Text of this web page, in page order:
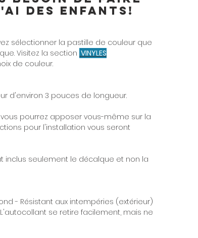
des enfants!
sélectionner la pastille de couleur que
Visitez la section VINYLES
de couleur.
d'environ 3 pouces de longueur.
pourrez apposer vous-même sur la
pour l'installation vous seront
inclus seulement le décalque et non la
- Résistant aux intempéries (extérieur)
L'autocollant se retire facilement, mais ne